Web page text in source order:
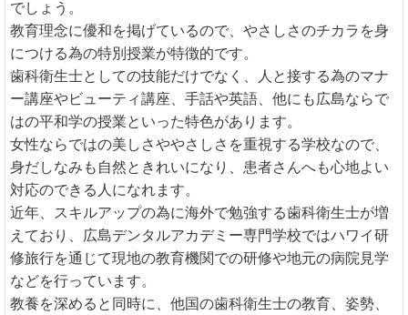
でしょう。
教育理念に優和を掲げているので、やさしさのチカラを身
につける為の特別授業が特徴的です。
歯科衛生士としての技能だけでなく、人と接する為のマナ
ー講座やビューティ講座、手話や英語、他にも広島ならで
はの平和学の授業といった特色があります。
女性ならではの美しさややさしさを重視する学校なので、
身だしなみも自然ときれいになり、患者さんへも心地よい
対応のできる人になれます。
近年、スキルアップの為に海外で勉強する歯科衛生士が増
えており、広島デンタルアカデミー専門学校ではハワイ研
修旅行を通じて現地の教育機関での研修や地元の病院見学
などを行っています。
教養を深めると同時に、他国の歯科衛生士の教育、姿勢、